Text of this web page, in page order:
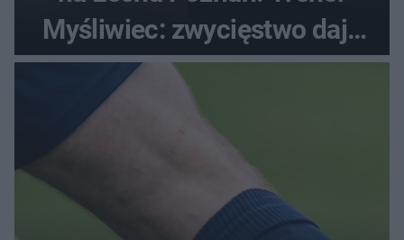
Myśliwiec: zwycięstwo daje
satysfakcję